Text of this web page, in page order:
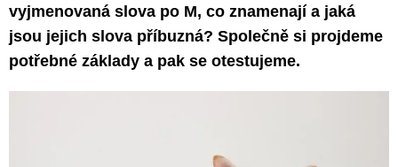
vyjmenovaná slova po M, co znamenají a jaká
jsou jejich slova příbuzná? Společně si projdeme
potřebné základy a pak se otestujeme.